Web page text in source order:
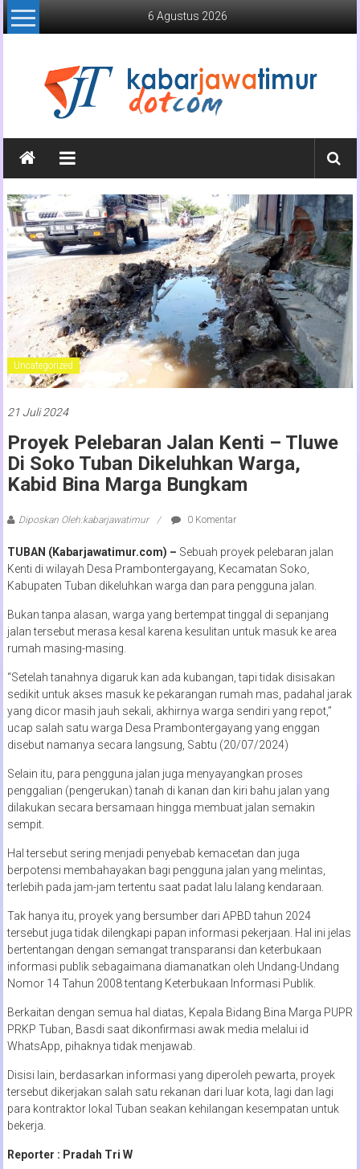
Lompat
ke
6 Agustus 2026
Kabar
Jawa
Timur
Media
Online
Jawa
Timur
Uncategorized
21 Juli 2024
Proyek Pelebaran Jalan Kenti – Tluwe
Di Soko Tuban Dikeluhkan Warga,
Kabid Bina Marga Bungkam
Diposkan Oleh:kabarjawatimur 0 Komentar
TUBAN (Kabarjawatimur.com) – Sebuah proyek pelebaran jalan
Kenti di wilayah Desa Prambontergayang, Kecamatan Soko,
Kabupaten Tuban dikeluhkan warga dan para pengguna jalan.
Bukan tanpa alasan, warga yang bertempat tinggal di sepanjang
jalan tersebut merasa kesal karena kesulitan untuk masuk ke area
rumah masing-masing.
“Setelah tanahnya digaruk kan ada kubangan, tapi tidak disisakan
sedikit untuk akses masuk ke pekarangan rumah mas, padahal jarak
yang dicor masih jauh sekali, akhirnya warga sendiri yang repot,”
ucap salah satu warga Desa Prambontergayang yang enggan
disebut namanya secara langsung, Sabtu (20/07/2024)
Selain itu, para pengguna jalan juga menyayangkan proses
penggalian (pengerukan) tanah di kanan dan kiri bahu jalan yang
dilakukan secara bersamaan hingga membuat jalan semakin
sempit.
Hal tersebut sering menjadi penyebab kemacetan dan juga
berpotensi membahayakan bagi pengguna jalan yang melintas,
terlebih pada jam-jam tertentu saat padat lalu lalang kendaraan.
Tak hanya itu, proyek yang bersumber dari APBD tahun 2024
tersebut juga tidak dilengkapi papan informasi pekerjaan. Hal ini jelas
bertentangan dengan semangat transparansi dan keterbukaan
informasi publik sebagaimana diamanatkan oleh Undang-Undang
Nomor 14 Tahun 2008 tentang Keterbukaan Informasi Publik.
Berkaitan dengan semua hal diatas, Kepala Bidang Bina Marga PUPR
PRKP Tuban, Basdi saat dikonfirmasi awak media melalui id
WhatsApp, pihaknya tidak menjawab.
Disisi lain, berdasarkan informasi yang diperoleh pewarta, proyek
tersebut dikerjakan salah satu rekanan dari luar kota, lagi dan lagi
para kontraktor lokal Tuban seakan kehilangan kesempatan untuk
bekerja.
Reporter : Pradah Tri W